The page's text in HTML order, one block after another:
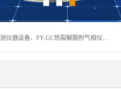
深圳曼瑞特科技有限公司是一家专业从事X光管维修X射线管、Rohs2.0邻苯检测仪器设备、PY-GC热裂解脱附气相仪和气相色谱光谱仪器、天瑞仪器探测器、高压电源等产品的维修出租的企业。本公司以客户至上为宗旨，以专注、专一、专业的精神为您提供安全、经济的技术服务。